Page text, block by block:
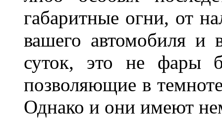
габаритные огни, от
вашего автомобиля и
суток, это не фары
позволяющие в
Однако и они имеют